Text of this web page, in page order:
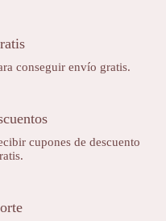
conseguir envío gratis.
cupones de descuento